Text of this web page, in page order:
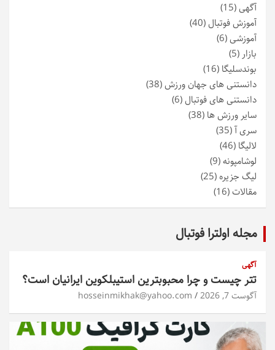
آگهی(15)
آموزش فوتبال(40)
آموزشی(6)
بازار (5)
بوندسلیگا (16)
دانستنی های جهان ورزش(38)
دانستنی های فوتبال(6)
سایر ورزش ها (38)
سری آ(35)
لالیگا (46)
لوشامپونه(9)
لیگ جزیره(25)
مقالات(16)
مجله اولترا فوتبال
آگهی
تتر چیست و چرا محبوبترین استیبلکوین ایرانیان است؟
آگوست 7, 2026 hosseinmikhak@yahoo.com